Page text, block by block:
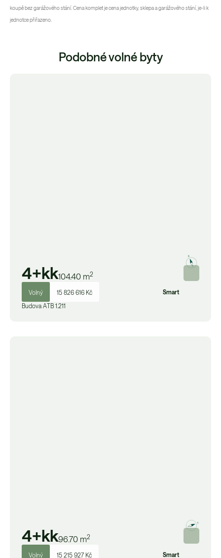
koupě bez garážového stání. Cena komplet je cena jednotky, sklepa a garážového stání, je-li k
jednotce přiřazeno.
Podobné volné byty
4+kk104.40 m2
Volný 15 826 616 Kč
Smart
Budova ATB 1.211
4+kk96.70 m2
Volný 15 215 927 Kč Smart